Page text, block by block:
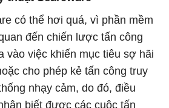
có thể hơi quá, vì phần mềm
đến chiến lược tấn công
vào việc khiến mục tiêu sợ hãi
cho phép kẻ tấn công truy
nhạy cảm, do đó, điều
biết được các cuộc tấn